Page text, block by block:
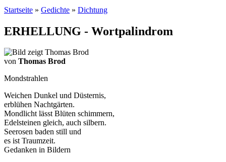
Startseite » Gedichte » Dichtung
ERHELLUNG - Wortpalindrom
von Thomas Brod
Mondstrahlen
Weichen Dunkel und Düsternis,
erblühen Nachtgärten.
Mondlicht lässt Blüten schimmern,
Edelsteinen gleich, auch silbern.
Seerosen baden still und
es ist Traumzeit.
Gedanken in Bildern